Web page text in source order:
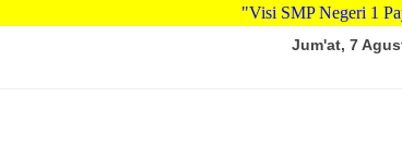
"Visi SMP Negeri 1
Jum'at, 7